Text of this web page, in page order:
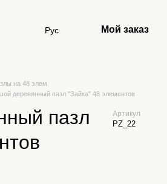
Рус Мой заказ
на 48 элем.
деревянный пазл "Зайка" 48 элементов
пазл
Артикул
PZ_22